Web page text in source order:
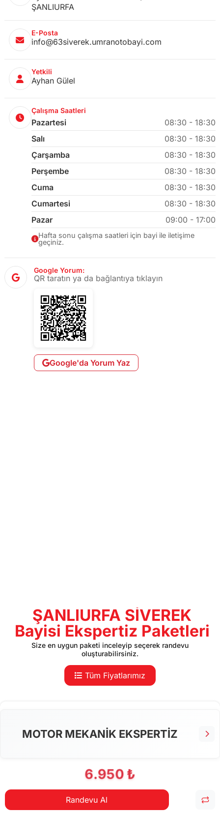
E-Posta
info@63siverek.umranotobayi.com
Yetkili
Ayhan Gülel
ŞANLIURFA
Çalışma Saatleri
Pazartesi
08:30 - 18:30
Salı
08:30 - 18:30
Çarşamba
08:30 - 18:30
Perşembe
08:30 - 18:30
Cuma
08:30 - 18:30
Cumartesi
08:30 - 18:30
Pazar
09:00 - 17:00
Hafta sonu çalışma saatleri için bayi ile iletişime
geçiniz.
Google Yorum:
QR taratın ya da bağlantıya tıklayın
Google'da Yorum Yaz
ŞANLIURFA SİVEREK
Bayisi Ekspertiz Paketleri
Size en uygun paketi inceleyip seçerek randevu
oluşturabilirsiniz.
Tüm Fiyatlarımız
MOTOR MEKANİK EKSPERTİZ
6.950 ₺
Randevu Al